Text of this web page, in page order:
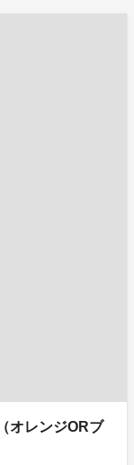
オレンジORブ